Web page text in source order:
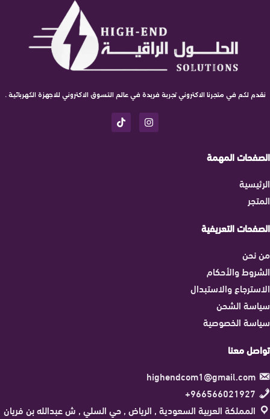
نقدم لكم في متجرنا الاكتروني تجربة فريدة في عالم التسوق الاكتروني للاجهزة الكهربائية .
الصفحات المهمة
الرئيسية
المتجر
الصفحات التعريفية
من نحن
الشروط والأحكام
الاسترجاع والاستبدال
سياسة الشحن
سياسة الخصوصية
تواصل معنا
highendcom1@gmail.com
966566021927+
المملكة العربية السعودية , الرياض , حي السلي , ش عبدالله بن فريان